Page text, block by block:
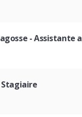
- Assistante